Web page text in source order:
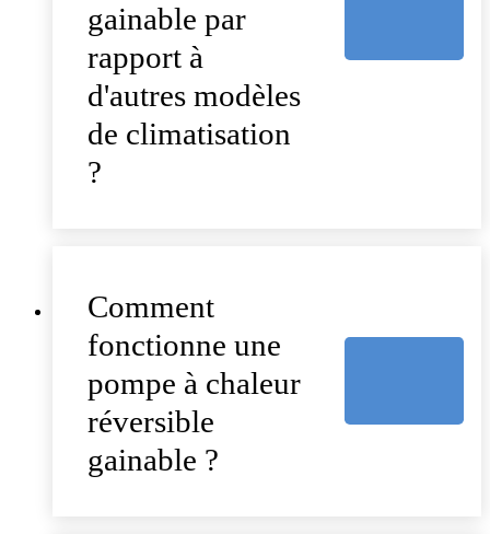
gainable par
rapport à
d'autres modèles
de climatisation
?
Comment
fonctionne une
pompe à chaleur
réversible
gainable ?